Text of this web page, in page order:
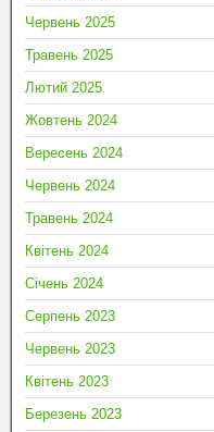
Червень 2025
Травень 2025
Лютий 2025
Жовтень 2024
Вересень 2024
Червень 2024
Травень 2024
Квітень 2024
Січень 2024
Серпень 2023
Червень 2023
Квітень 2023
Березень 2023